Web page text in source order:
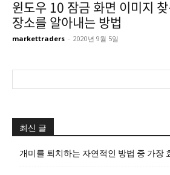
윈도우 10 잠금 화면 이미지
장소를 알아내는 방법
markettraders - 2020년 9월 5일
최신 글
개미를 퇴치하는 자연적인 방법 중 가장